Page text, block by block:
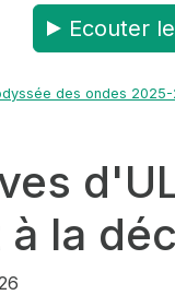
Ecouter
des ondes
la